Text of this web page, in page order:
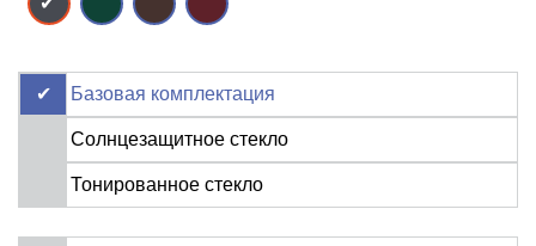
Базовая комплектация
Солнцезащитное стекло
Тонированное стекло